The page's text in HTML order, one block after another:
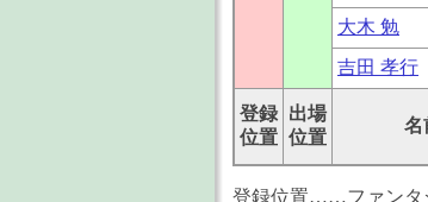
大木 勉
吉田 孝行
登録
位置
出場
位置
名
登録位置……ファンタ